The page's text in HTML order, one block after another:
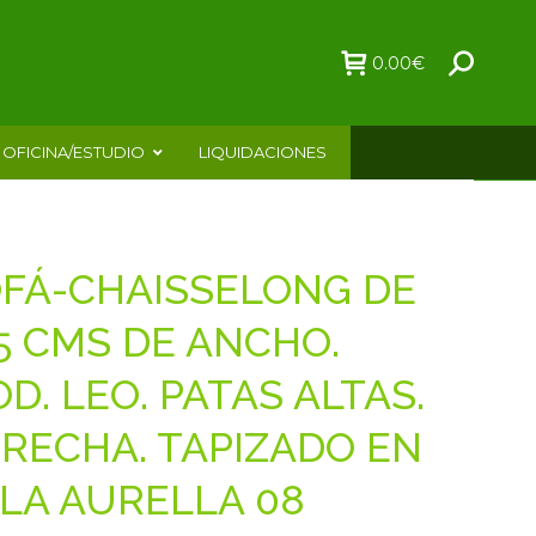
0.00€
OFICINA/ESTUDIO LIQUIDACIONES
CHAISSELONG DE
CMS DE ANCHO.
LEO. PATAS ALTAS.
TAPIZADO EN
AURELLA 08